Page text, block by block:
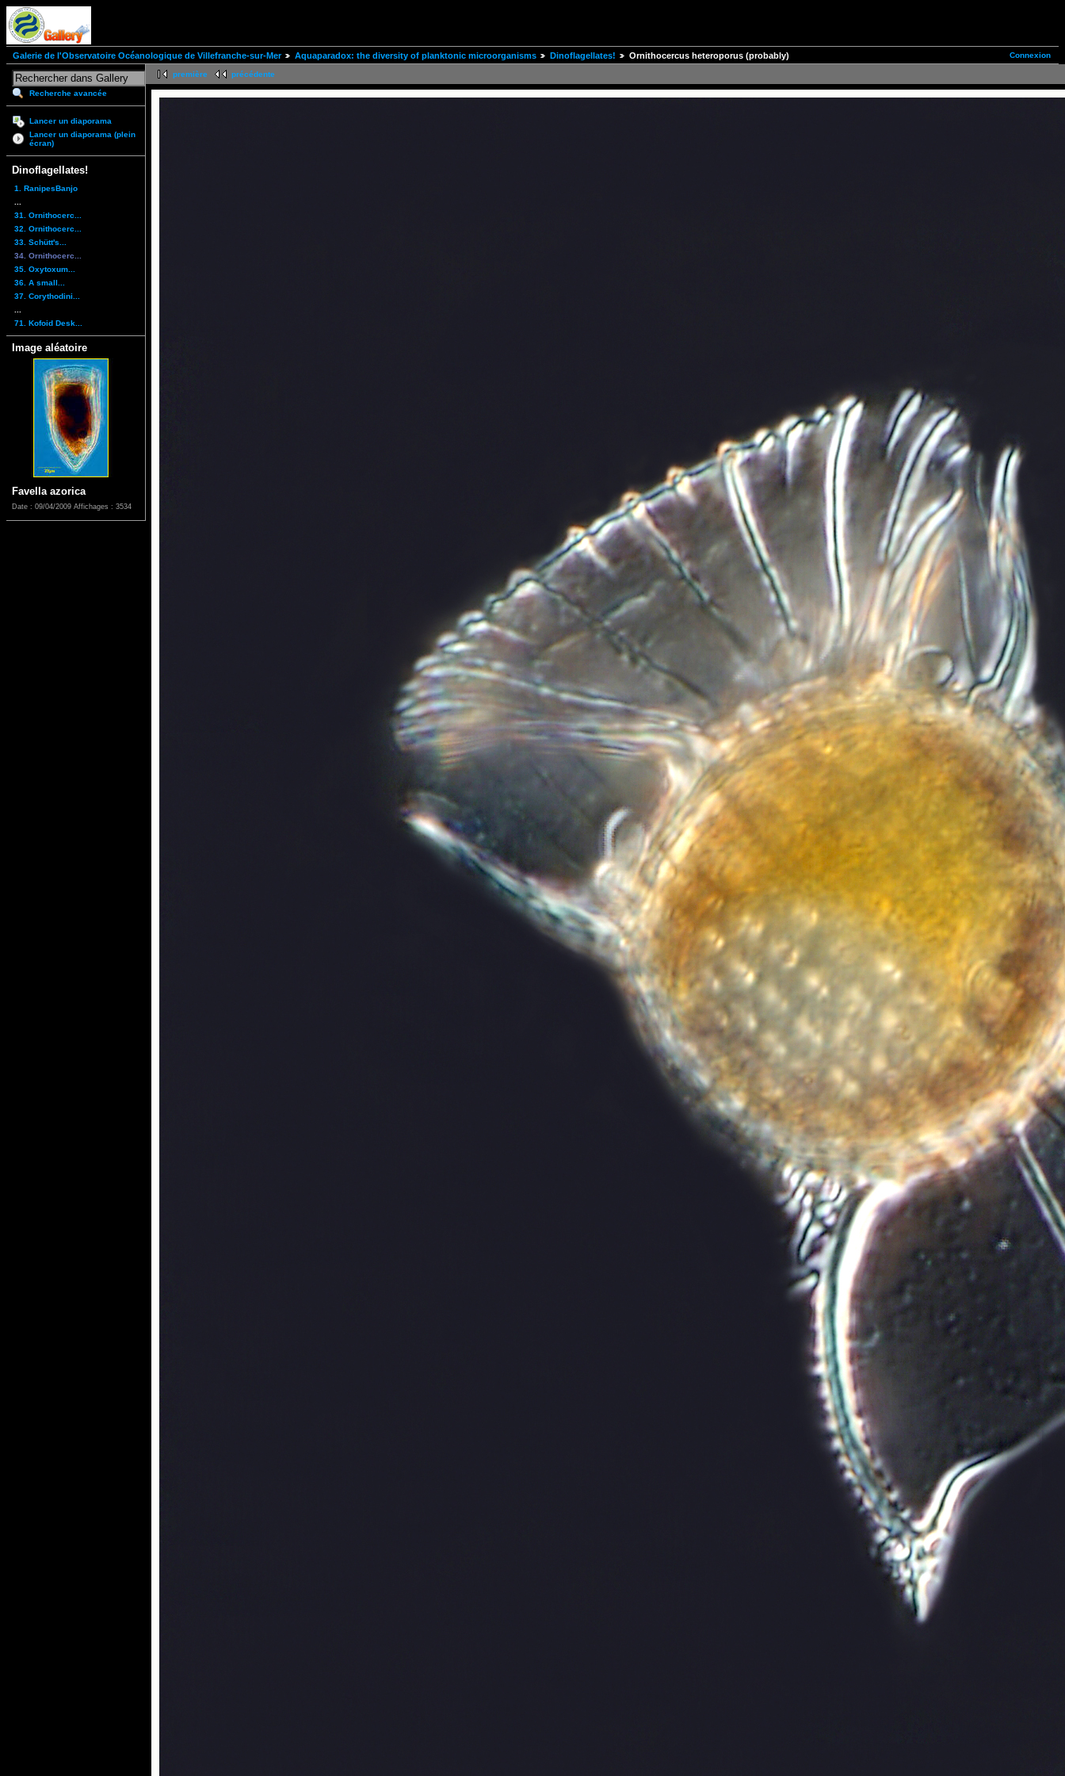
Connexion
Galerie de l'Observatoire Océanologique de Villefranche-sur-Mer Aquaparadox: the diversity of planktonic microorganisms Dinoflagellates! Ornithocercus heteroporus (probably)
Recherche avancée
Lancer un diaporama
Lancer un diaporama (plein
écran)
Dinoflagellates!
1. RanipesBanjo
31. Ornithocerc...
32. Ornithocerc...
33. Schütt's...
34. Ornithocerc...
35. Oxytoxum...
36. A small...
37. Corythodini...
71. Kofoid Desk...
Image aléatoire
Favella azorica
Date : 09/04/2009 Affichages : 3534
première précédente